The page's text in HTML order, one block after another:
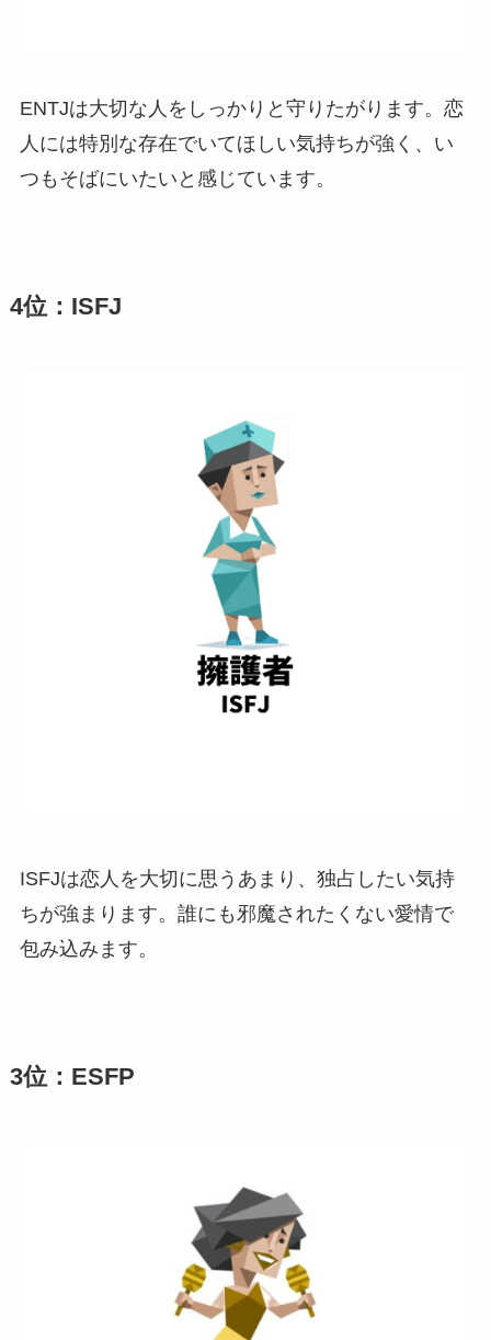
ENTJは大切な人をしっかりと守りたがります。恋
人には特別な存在でいてほしい気持ちが強く、い
つもそばにいたいと感じています。
4位：ISFJ
ISFJは恋人を大切に思うあまり、独占したい気持
ちが強まります。誰にも邪魔されたくない愛情で
包み込みます。
3位：ESFP